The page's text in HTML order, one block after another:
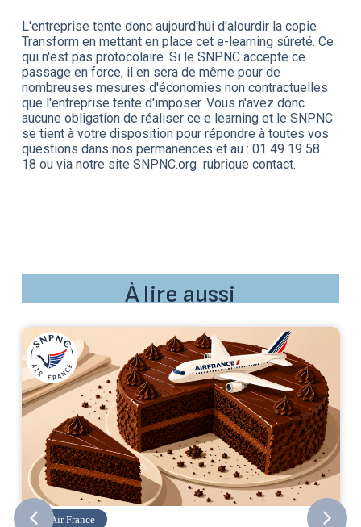
L'entreprise tente donc aujourd'hui d'alourdir la copie
Transform en mettant en place cet e-learning sûreté. Ce
qui n'est pas protocolaire. Si le SNPNC accepte ce
passage en force, il en sera de même pour de
nombreuses mesures d'économies non contractuelles
que l'entreprise tente d'imposer. Vous n'avez donc
aucune obligation de réaliser ce e learning et le SNPNC
se tient à votre disposition pour répondre à toutes vos
questions dans nos permanences et au : 01 49 19 58
18 ou via notre site SNPNC.org rubrique contact.
À lire aussi
Air France